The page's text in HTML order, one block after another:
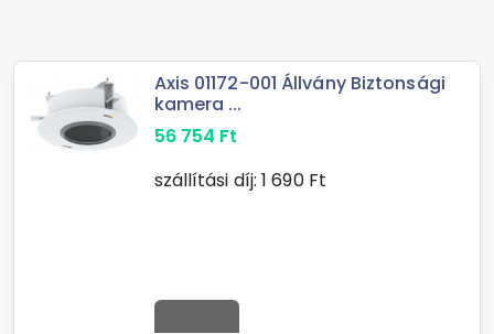
Axis 01172-001 Állvány Biztonsági
kamera ...
56 754 Ft
szállítási díj: 1 690Ft